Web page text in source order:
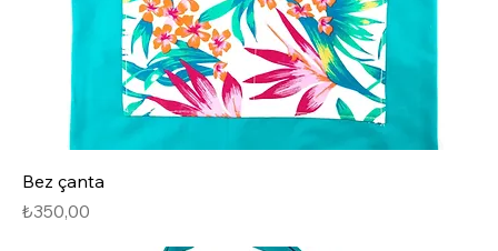
Bez çanta
Fiyat
₺350,00